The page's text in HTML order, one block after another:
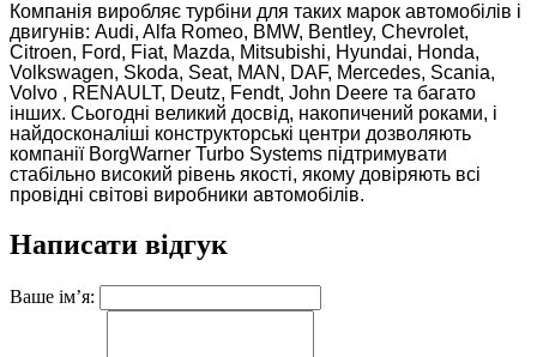
Компанія виробляє турбіни для таких марок автомобілів і
двигунів: Audi, Alfa Romeo, BMW, Bentley, Chevrolet,
Citroen, Ford, Fiat, Mazda, Mitsubishi, Hyundai, Honda,
Volkswagen, Skoda, Seat, MAN, DAF, Mercedes, Scania,
Volvo , RENAULT, Deutz, Fendt, John Deere та багато
інших. Сьогодні великий досвід, накопичений роками, і
найдосконаліші конструкторські центри дозволяють
компанії BorgWarner Turbo Systems підтримувати
стабільно високий рівень якості, якому довіряють всі
провідні світові виробники автомобілів.
Написати відгук
Ваше ім’я: